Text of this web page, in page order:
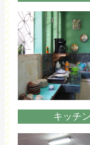
キッチン